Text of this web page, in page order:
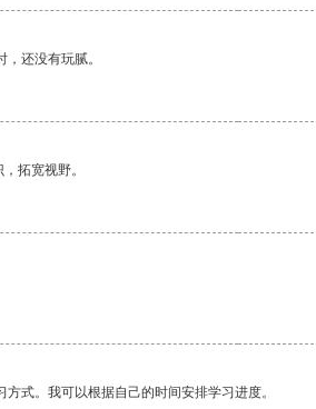
还没有玩腻。
拓宽视野。
式。我可以根据自己的时间安排学习进度。